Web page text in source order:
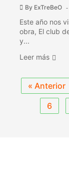
By ExTreBeO
Este año nos
obra, El club
y...
Leer más
« Anterior
6